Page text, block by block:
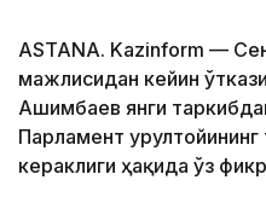
ASTANA. Kazinform —
мажлисидан кейин
Ашимбаев янги
Парламент
кераклиги ҳақида ўз